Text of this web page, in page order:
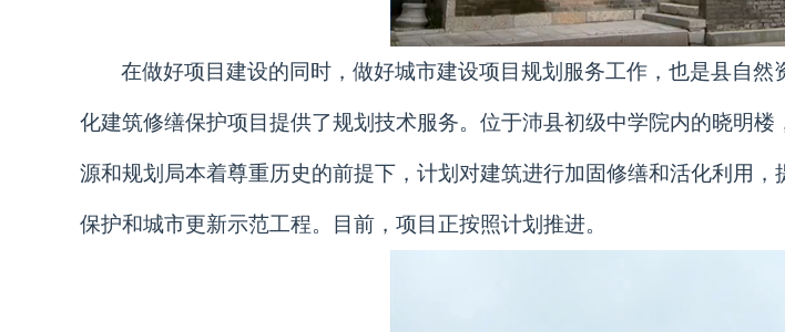
在做好项目建设的同时，做好城市建设项目规划服务工作，也是县自
化建筑修缮保护项目提供了规划技术服务。位于沛县初级中学院内的晓明
源和规划局本着尊重历史的前提下，计划对建筑进行加固修缮和活化利用
保护和城市更新示范工程。目前，项目正按照计划推进。